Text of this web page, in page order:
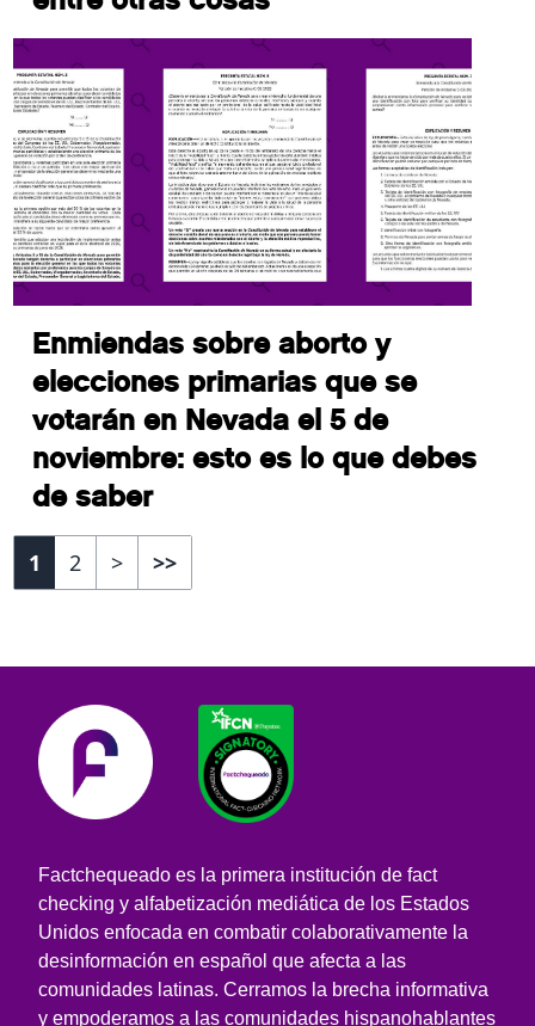
Enmiendas sobre aborto y
elecciones primarias que se
votarán en Nevada el 5 de
noviembre: esto es lo que debes
de saber
1 2 > >>
Factchequeado es la primera institución de fact
checking y alfabetización mediática de los Estados
Unidos enfocada en combatir colaborativamente la
desinformación en español que afecta a las
comunidades latinas. Cerramos la brecha informativa
y empoderamos a las comunidades hispanohablantes